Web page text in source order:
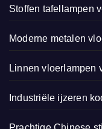
Stoffen tafellampen
Moderne metalen
Linnen vloerlampen
Industriële ijzeren